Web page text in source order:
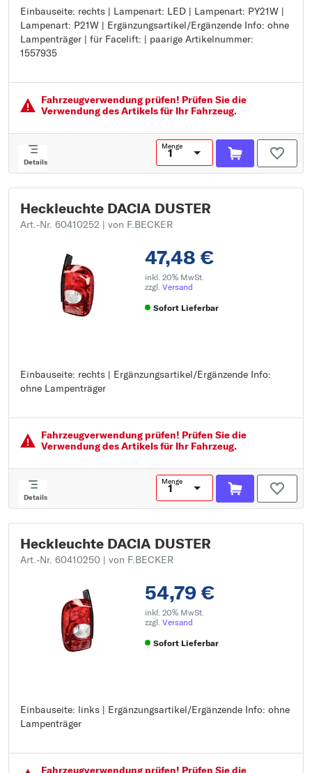
Einbauseite: rechts | Lampenart: LED | Lampenart: PY21W |
Lampenart: P21W | Ergänzungsartikel/Ergänzende Info: ohne
Lampenträger | für Facelift: | paarige Artikelnummer:
1557935
Einbauseite: rechts
Lampenart: LED
Lampenart: PY21W
Lampenart: P21W
für Facelift:
paarige Artikelnummer: 1557935
Fahrzeugver­wendung prüfen! Prüfen Sie die
Verwendung des Artikels für Ihr Fahrzeug.
Details
Menge
Heckleuchte DACIA DUSTER
Art.-Nr. 60410252 | von F.BECKER
47,48 €
inkl. 20% MwSt.
zzgl. Versand
Sofort Lieferbar
Einbauseite: rechts | Ergänzungsartikel/Ergänzende Info:
ohne Lampenträger
Einbauseite: rechts
Ergänzungsartikel/Ergänzende Info: ohne Lampenträger
Fahrzeugver­wendung prüfen! Prüfen Sie die
Verwendung des Artikels für Ihr Fahrzeug.
Details
Menge
Heckleuchte DACIA DUSTER
Art.-Nr. 60410250 | von F.BECKER
54,79 €
inkl. 20% MwSt.
zzgl. Versand
Sofort Lieferbar
Einbauseite: links | Ergänzungsartikel/Ergänzende Info: ohne
Lampenträger
Einbauseite: links
Ergänzungsartikel/Ergänzende Info: ohne Lampenträger
Fahrzeugver­wendung prüfen! Prüfen Sie die